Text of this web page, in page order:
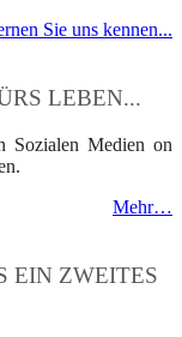
Sie uns kennen...
LEBEN...
Sozialen Medien on
Mehr…
EIN ZWEITES